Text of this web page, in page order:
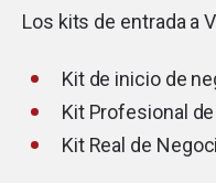
Los kits de entrada a
Kit de inicio de
Kit Profesional
Kit Real de